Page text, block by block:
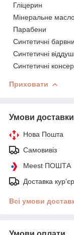
Гліцерин
Мінеральне
Парабени
Синтетичні
Синтетичні
Синтетичні
Приховати
Умови доставки
Нова Пошта
Самовивіз
Meest ПОШТА
Доставка
Всі умови